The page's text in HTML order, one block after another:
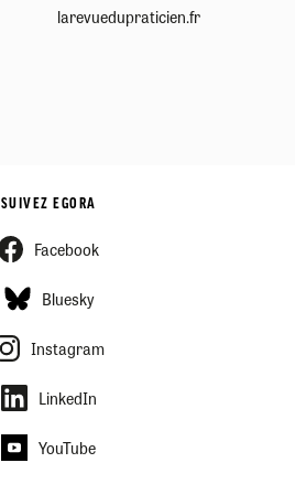
larevuedupraticien.fr
SUIVEZ EGORA
Facebook
Bluesky
Instagram
LinkedIn
YouTube